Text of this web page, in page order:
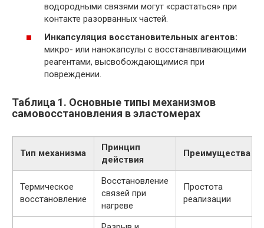
водородными связями могут «срастаться» при
контакте разорванных частей.
Инкапсуляция восстановительных агентов:
микро- или нанокапсулы с восстанавливающими
реагентами, высвобождающимися при
повреждении.
Таблица 1. Основные типы механизмов
самовосстановления в эластомерах
Тип механизма
Принцип
действия
Преимущества
Термическое
восстановление
Восстановление
связей при
нагреве
Простота
реализации